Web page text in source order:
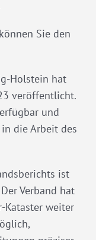
Sie den
Holstein hat
veröffentlicht.
und
die Arbeit des
ist
Verband hat
Kataster weiter